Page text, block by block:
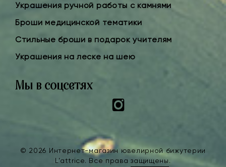
Украшения ручной работы с камнями
Броши медицинской тематики
Стильные броши в подарок учителям
Украшения на леске на шею
Мы в соцсетях
Instagram
© 2026 Интернет-магазин ювелирной бижутерии
L’attrice. Все правазащищены.